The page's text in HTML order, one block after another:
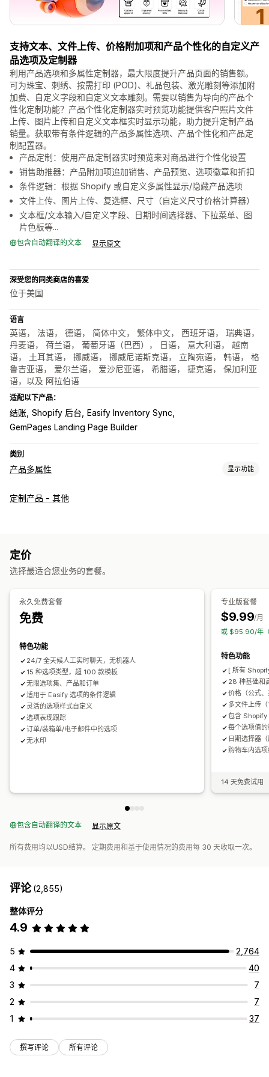
支持文本、文件上传、价格附加项和产品个性化的自定义产
品选项及定制器
利用产品选项和多属性定制器，最大限度提升产品页面的销售额。
可为珠宝、刺绣、按需打印 (POD)、礼品包装、激光雕刻等添加附
加费、自定义字段和自定义文本雕刻。需要以销售为导向的产品个
性化定制功能？产品个性化定制器实时预览功能提供客户照片文件
上传、图片上传和自定义文本框实时显示功能，助力提升定制产品
销量。获取带有条件逻辑的产品多属性选项、产品个性化和产品定
制配置器。
产品定制：使用产品定制器实时预览来对商品进行个性化设置
销售助推器：产品附加项追加销售、产品预览、选项徽章和折扣
条件逻辑：根据 Shopify 或自定义多属性显示/隐藏产品选项
文件上传、图片上传、复选框、尺寸（自定义尺寸价格计算器）
文本框/文本输入/自定义字段、日期时间选择器、下拉菜单、图
片色板等...
包含自动翻译的文本 显示原文
深受您的同类商店的喜爱
位于美国
语言
英语， 法语， 德语， 简体中文， 繁体中文， 西班牙语， 瑞典语，
丹麦语， 荷兰语， 葡萄牙语（巴西）， 日语， 意大利语， 越南
语， 土耳其语， 挪威语， 挪威尼诺斯克语， 立陶宛语， 韩语， 格
鲁吉亚语， 爱尔兰语， 爱沙尼亚语， 希腊语， 捷克语， 保加利亚
语，以及 阿拉伯语
适配以下产品：
结账 Shopify 后台
Easify Inventory Sync
GemPages Landing Page Builder
类别
产品多属性 显示功能
自定义
定价
多属性附加费用
库存
定制产品 - 其他
定价
选择最适合您业务的套餐。
永久免费套餐
免费
特色功能
24/7 全天候人工实时聊天，无机器人
15 种选项类型，超 100 款模板
无限选项集、产品和订单
适用于 Easify 选项的条件逻辑
灵活的选项样式自定义
选项表现跟踪
订单/装箱单/电子邮件中的选项
无水印
专业版套餐
$9.99/月
或 $95.90/年
特色功能
[ 所有
28 种基础和
价格（公式
多文件上传
包含 Shopify
每个选项值
日期选择器
购物车内选
14 天免费试用
包含自动翻译的文本 显示原文
所有费用均以USD结算。 定期费用和基于使用情况的费用每 30 天收取一次。
评论(2,855)
整体评分
4.9
5
2,764
4
40
3
7
2
7
1
37
撰写评论 所有评论